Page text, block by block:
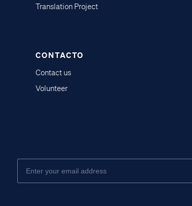
Translation Project
CONTACTO
Contact us
Volunteer